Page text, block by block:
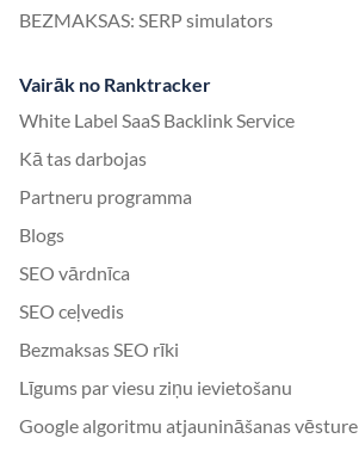
BEZMAKSAS: SERP simulators
Vairāk no Ranktracker
White Label SaaS Backlink Service
Kā tas darbojas
Partneru programma
Blogs
SEO vārdnīca
SEO ceļvedis
Bezmaksas SEO rīki
Līgums par viesu ziņu ievietošanu
Google algoritmu atjaunināšanas vēsture